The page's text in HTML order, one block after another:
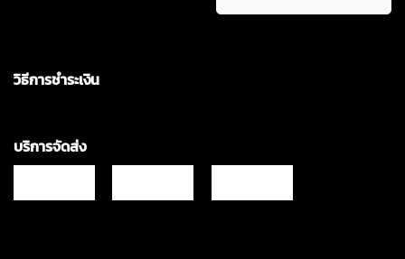
วิธีการชำระเงิน
บริการจัดส่ง